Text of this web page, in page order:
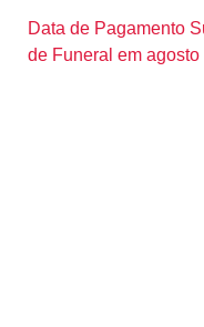
Data de Pagamento
de Funeral em agosto